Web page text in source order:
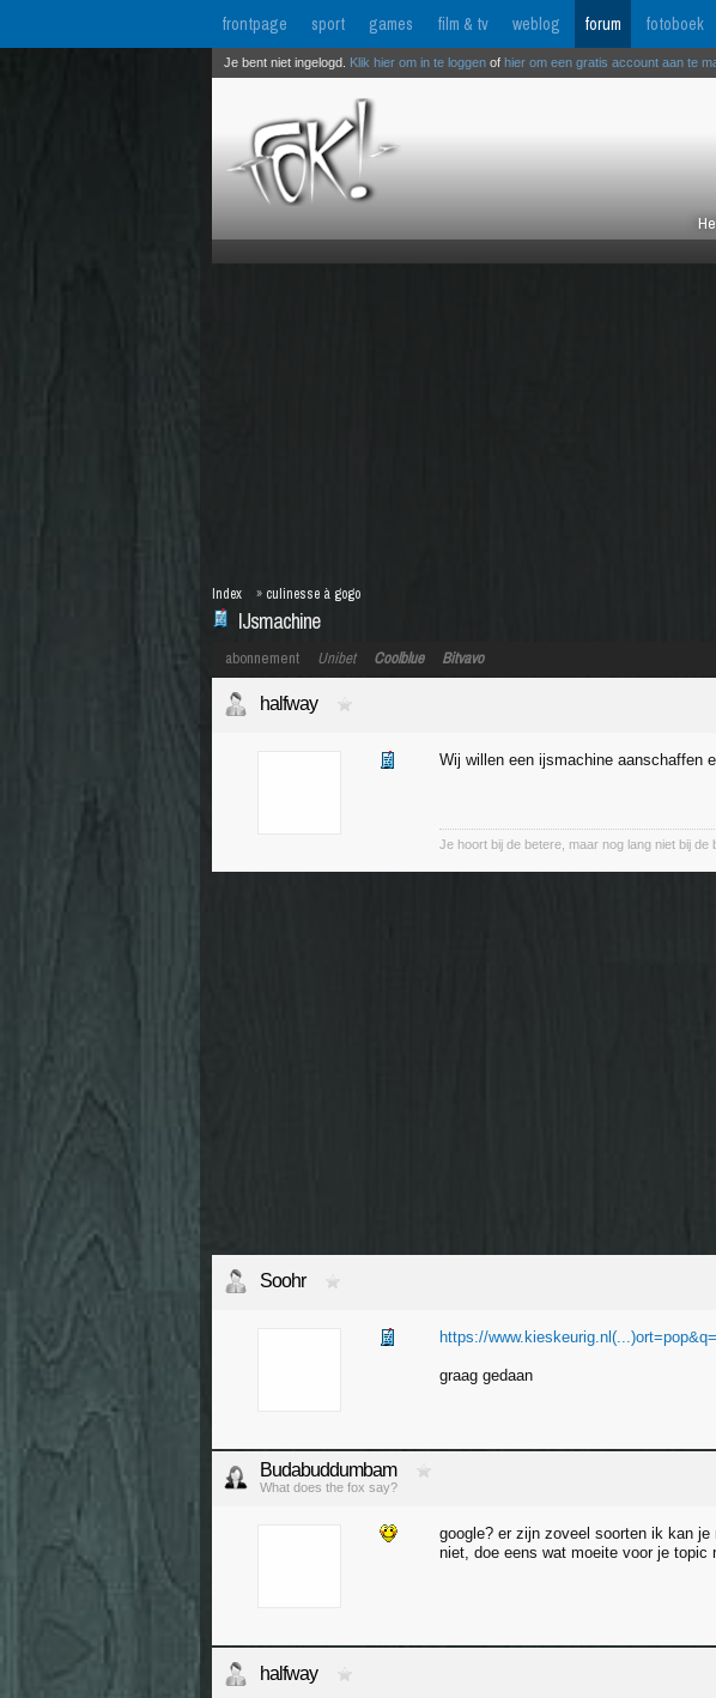
frontpage sport games film & tv weblog forum fotoboek
Je bent niet ingelogd. Klik hier om in te loggen of hier om een gratis account aan te
IJsmachine
Index » culinesse à gogo
abonnement Unibet Coolblue Bitvavo
halfway
Wij willen een ijsmachine aanschaffen
Je hoort bij de betere, maar nog lang niet bij de
Soohr
https://
graag gedaan
Budabuddumbam
What does the fox say?
google? er zijn zoveel soorten ik kan
niet, doe eens wat moeite voor je topic
halfway